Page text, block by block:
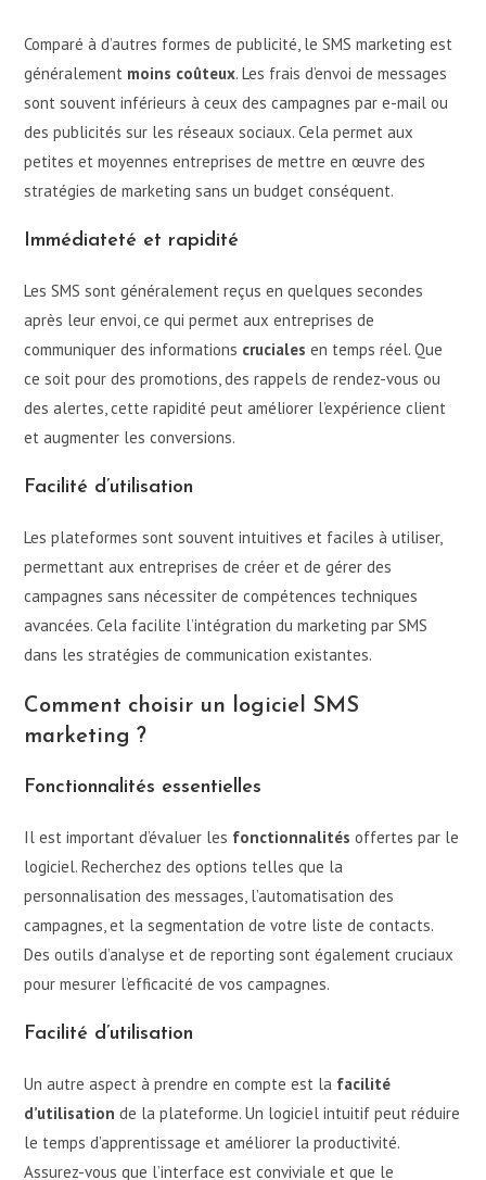
Comparé à d’autres formes de publicité, le SMS marketing est
généralement moins coûteux. Les frais d’envoi de messages
sont souvent inférieurs à ceux des campagnes par e-mail ou
des publicités sur les réseaux sociaux. Cela permet aux
petites et moyennes entreprises de mettre en œuvre des
stratégies de marketing sans un budget conséquent.
Immédiateté et rapidité
Les SMS sont généralement reçus en quelques secondes
après leur envoi, ce qui permet aux entreprises de
communiquer des informations cruciales en temps réel. Que
ce soit pour des promotions, des rappels de rendez-vous ou
des alertes, cette rapidité peut améliorer l’expérience client
et augmenter les conversions.
Facilité d’utilisation
Les plateformes sont souvent intuitives et faciles à utiliser,
permettant aux entreprises de créer et de gérer des
campagnes sans nécessiter de compétences techniques
avancées. Cela facilite l’intégration du marketing par SMS
dans les stratégies de communication existantes.
Comment choisir un logiciel SMS
marketing ?
Fonctionnalités essentielles
Il est important d’évaluer les fonctionnalités offertes par le
logiciel. Recherchez des options telles que la
personnalisation des messages, l’automatisation des
campagnes, et la segmentation de votre liste de contacts.
Des outils d’analyse et de reporting sont également cruciaux
pour mesurer l’efficacité de vos campagnes.
Facilité d’utilisation
Un autre aspect à prendre en compte est la facilité
d’utilisation de la plateforme. Un logiciel intuitif peut réduire
le temps d’apprentissage et améliorer la productivité.
Assurez-vous que l’interface est conviviale et que le